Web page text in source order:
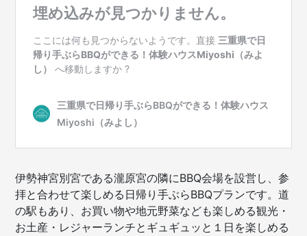
伊勢神宮別宮である瀧原宮の隣にBBQ会場を設営し、参
拝と合わせて楽しめる日帰り手ぶらBBQプランです。道
の駅もあり、お買い物や地元野菜なども楽しめる観光・
お土産・レジャーランチとギュギュッと１日を楽しめる